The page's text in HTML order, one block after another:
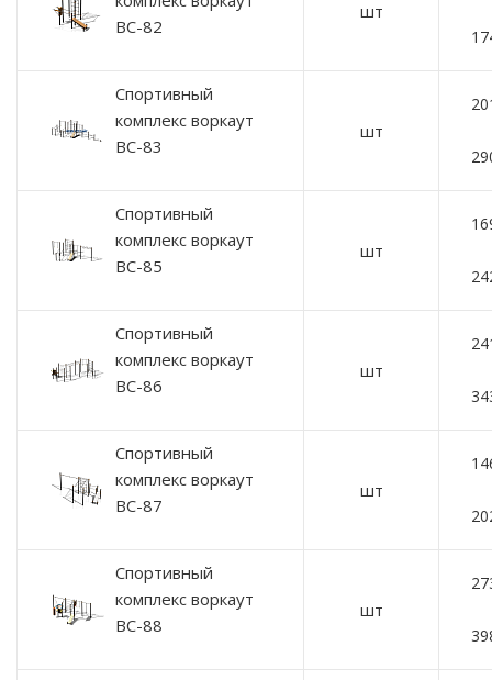
ВС-82
шт
Спортивный
комплекс воркаут
ВС-83
шт
Спортивный
комплекс воркаут
ВС-85
шт
Спортивный
комплекс воркаут
ВС-86
шт
Спортивный
комплекс воркаут
ВС-87
шт
Спортивный
комплекс воркаут
ВС-88
шт